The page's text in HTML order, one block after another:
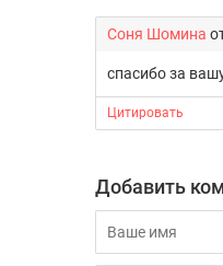
Соня Шомина
спасибо за
Цитировать
Добавить